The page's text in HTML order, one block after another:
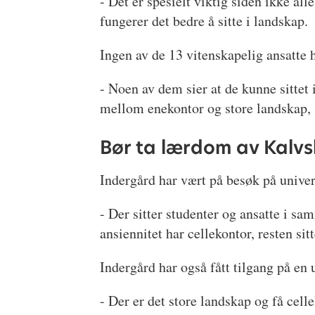
fungerer det bedre å sitte i landskap.
Ingen av de 13 vitenskapelig
- Noen av dem sier at de kunne
mellom enekontor og store
Bør ta lærdom av
Indergård har vært på besøk på
- Der sitter studenter og ansatte i
ansiennitet har cellekontor, resten
Indergård har også fått tilgang på
- Der er det store landskap og få